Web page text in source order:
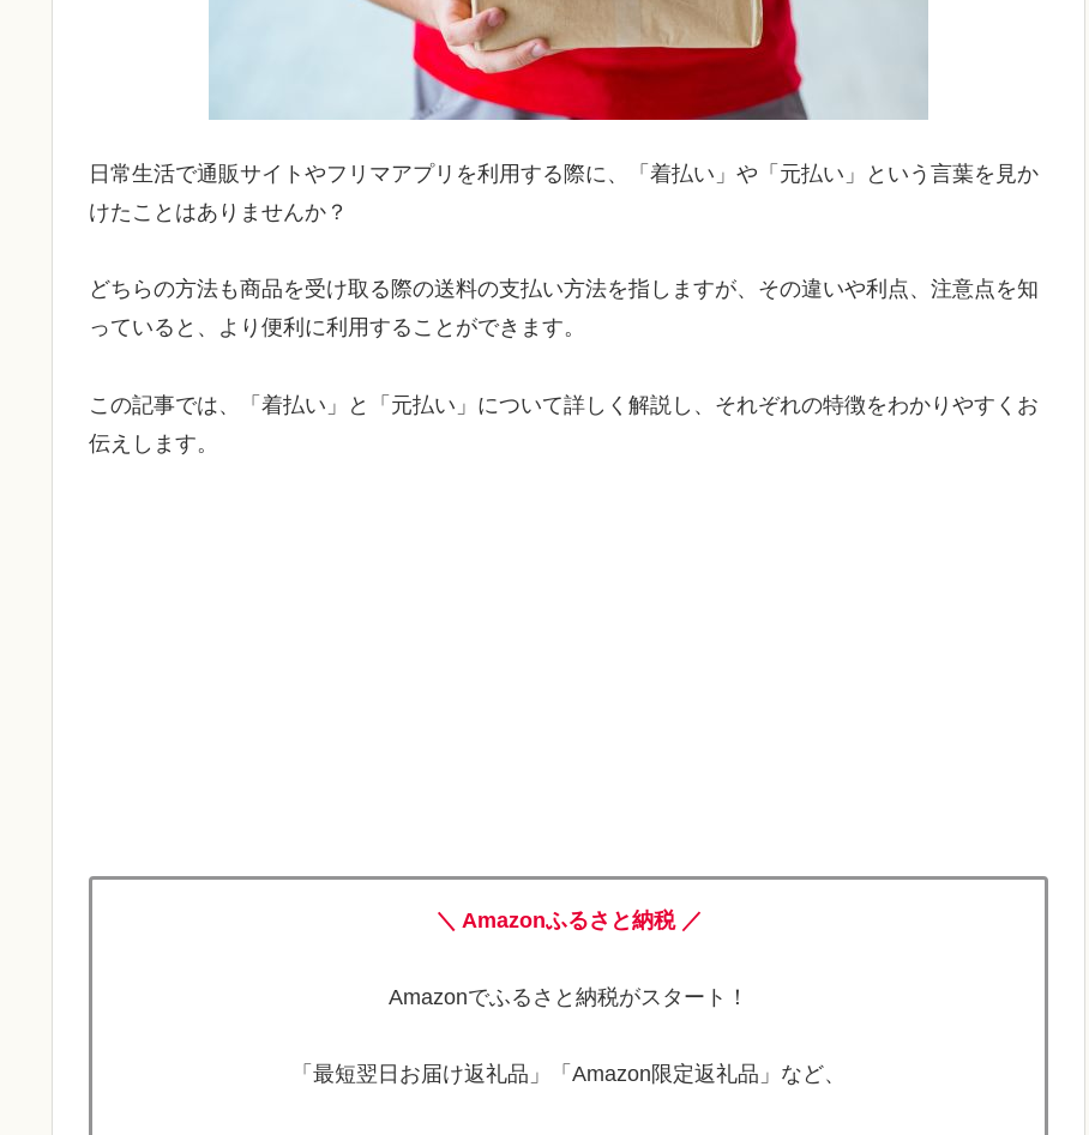
日常生活で通販サイトやフリマアプリを利用する際に、「着払い」や「元払い」という言葉を見か
けたことはありませんか？
どちらの方法も商品を受け取る際の送料の支払い方法を指しますが、その違いや利点、注意点を知
っていると、より便利に利用することができます。
この記事では、「着払い」と「元払い」について詳しく解説し、それぞれの特徴をわかりやすくお
伝えします。
＼ Amazonふるさと納税 ／
Amazonでふるさと納税がスタート！
「最短翌日お届け返礼品」「Amazon限定返礼品」など、